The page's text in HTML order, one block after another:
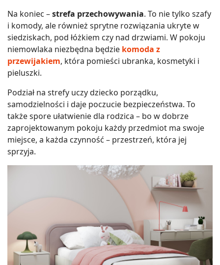
Na koniec –strefa przechowywania. To nie tylko szafy
i komody, ale również sprytne rozwiązania ukryte w
siedziskach, pod łóżkiem czy nad drzwiami. W pokoju
niemowlaka niezbędna będzie komoda z
przewijakiem, która pomieści ubranka, kosmetyki i
pieluszki.
Podział na strefy uczy dziecko porządku,
samodzielności i daje poczucie bezpieczeństwa. To
także spore ułatwienie dla rodzica – bo w dobrze
zaprojektowanym pokoju każdy przedmiot ma swoje
miejsce, a każda czynność – przestrzeń, która jej
sprzyja.